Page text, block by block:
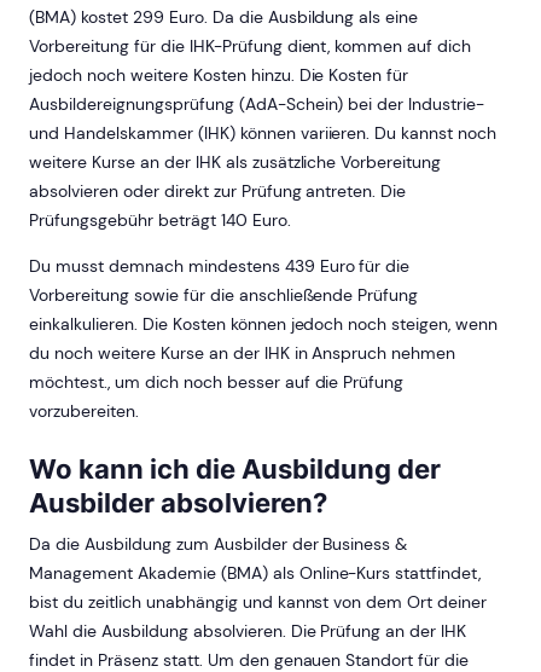
(BMA) kostet 299 Euro. Da die Ausbildung als eine
Vorbereitung für die IHK-Prüfung dient, kommen auf dich
jedoch noch weitere Kosten hinzu. Die Kosten für
Ausbildereignungsprüfung (AdA-Schein) bei der Industrie-
und Handelskammer (IHK) können variieren. Du kannst noch
weitere Kurse an der IHK als zusätzliche Vorbereitung
absolvieren oder direkt zur Prüfung antreten. Die
Prüfungsgebühr beträgt 140 Euro.
Du musst demnach mindestens 439 Euro für die
Vorbereitung sowie für die anschließende Prüfung
einkalkulieren. Die Kosten können jedoch noch steigen, wenn
du noch weitere Kurse an der IHK in Anspruch nehmen
möchtest., um dich noch besser auf die Prüfung
vorzubereiten.
Wo kann ich die Ausbildung der
Ausbilder absolvieren?
Da die Ausbildung zum Ausbilder der Business &
Management Akademie (BMA) als Online-Kurs stattfindet,
bist du zeitlich unabhängig und kannst von dem Ort deiner
Wahl die Ausbildung absolvieren. Die Prüfung an der IHK
findet in Präsenz statt. Um den genauen Standort für die